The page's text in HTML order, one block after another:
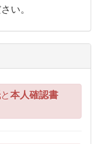
い。
と本人確認書